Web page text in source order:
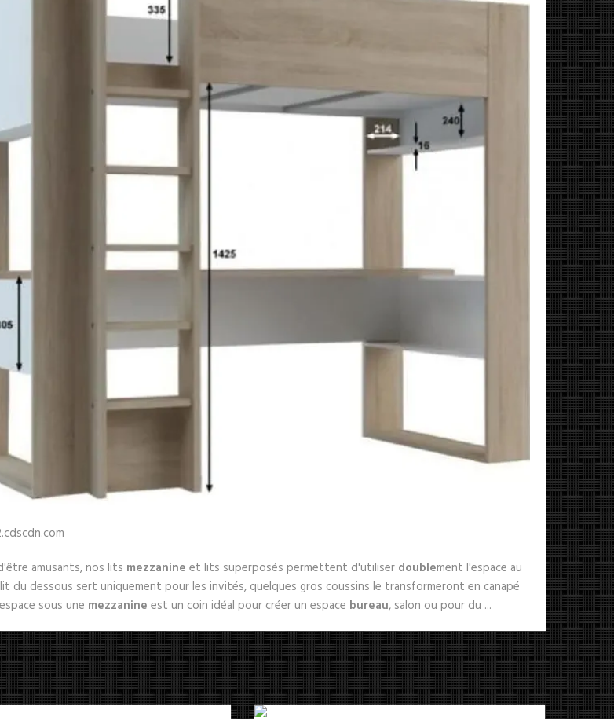
amusants, nos lits mezzanine et lits superposés permettent d'utiliser doublement l'espace au
du dessous sert uniquement pour les invités, quelques gros coussins le transformeront en canapé
sous une mezzanine est un coin idéal pour créer un espace bureau, salon ou pour du ...